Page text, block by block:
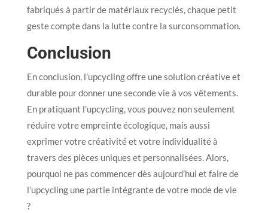
fabriqués à partir de matériaux recyclés, chaque petit
geste compte dans la lutte contre la surconsommation.
Conclusion
En conclusion, l’upcycling offre une solution créative et
durable pour donner une seconde vie à vos vêtements.
En pratiquant l’upcycling, vous pouvez non seulement
réduire votre empreinte écologique, mais aussi
exprimer votre créativité et votre individualité à
travers des pièces uniques et personnalisées. Alors,
pourquoi ne pas commencer dès aujourd’hui et faire de
l’upcycling une partie intégrante de votre mode de vie
?